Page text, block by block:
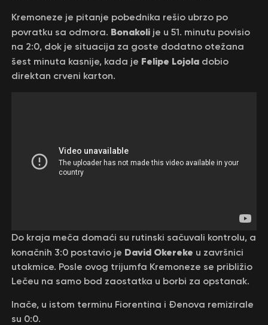
Kremoneze je pitanje pobednika rešio ubrzo po
povratku sa odmora. Bonakolije u 51. minutu povisio
na 2:0, dok je situacija za goste dodatno otežana
šest minuta kasnije, kada je Felipe Lojoladobio
direktan crveni karton.
Do kraja meča domaći su rutinski sačuvali kontrolu, a
konačnih 3:0 postavio je David Okereke u završnici
utakmice. Posle ovog trijumfa Kremoneze se približio
Lečeu na samo bod zaostatka u borbi za opstanak.
Inače, u istom terminu Fiorentina i Đenova remizirale
su 0:0.